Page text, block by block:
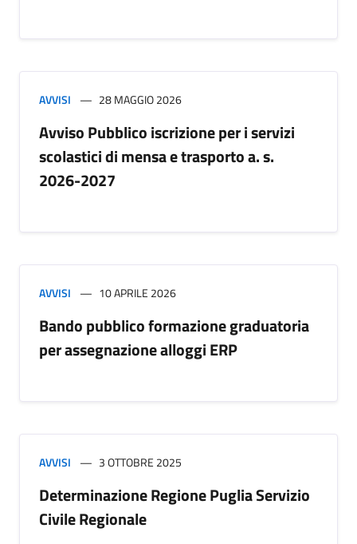
AVVISI 28 MAGGIO 2026
Avviso Pubblico iscrizione per i servizi
scolastici di mensa e trasporto a. s.
2026-2027
AVVISI 10 APRILE 2026
Bando pubblico formazione graduatoria
per assegnazione alloggi ERP
AVVISI 3 OTTOBRE 2025
Determinazione Regione Puglia Servizio
Civile Regionale